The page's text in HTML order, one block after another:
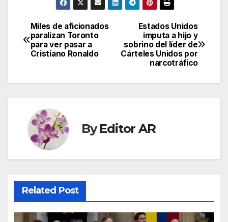
Post
navigation
Estados Unidos
imputa a hijo y
sobrino del líder de
Cárteles Unidos por
narcotráfico
Miles de aficionados
paralizan Toronto
para ver pasar a
Cristiano Ronaldo
ByEditor AR
Related Post